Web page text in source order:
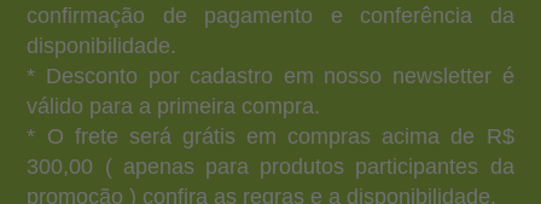
confirmação de pagamento e conferência da
disponibilidade.
* Desconto por cadastro em nosso newsletter é
válido para a primeira compra.
* O frete será grátis em compras acima de R$
300,00 ( apenas para produtos participantes da
promoção ) confira as regras e a disponibilidade.